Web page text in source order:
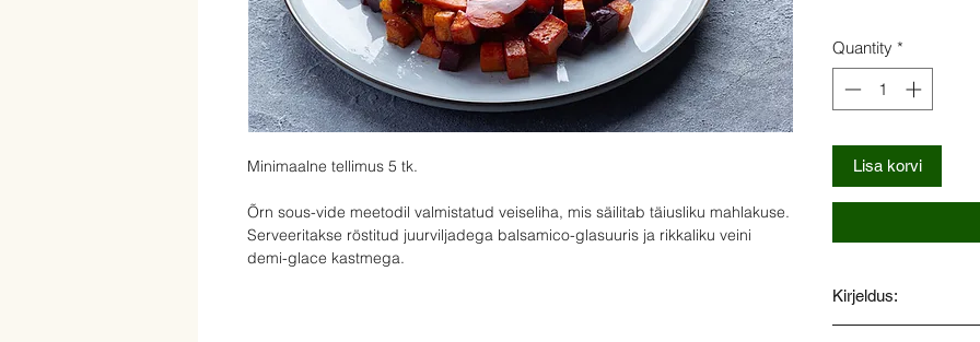
Minimaalne tellimus 5 tk.
Õrn sous-vide meetodil valmistatud veiseliha, mis säilitab täiusliku mahlakuse.
Serveeritakse röstitud juurviljadega balsamico-glasuuris ja rikkaliku veini
demi-glace kastmega.
Quantity *
Lisa korvi
Kirjeldus: